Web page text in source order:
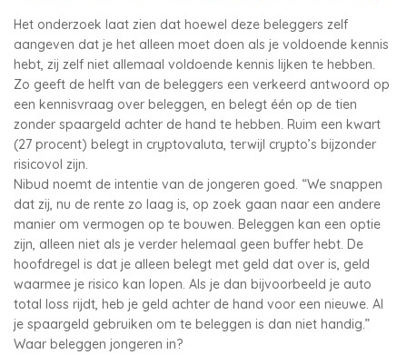
Het onderzoek laat zien dat hoewel deze beleggers zelf
aangeven dat je het alleen moet doen als je voldoende kennis
hebt, zij zelf niet allemaal voldoende kennis lijken te hebben.
Zo geeft de helft van de beleggers een verkeerd antwoord op
een kennisvraag over beleggen, en belegt één op de tien
zonder spaargeld achter de hand te hebben. Ruim een kwart
(27 procent) belegt in cryptovaluta, terwijl crypto’s bijzonder
risicovol zijn.
Nibud noemt de intentie van de jongeren goed. “We snappen
dat zij, nu de rente zo laag is, op zoek gaan naar een andere
manier om vermogen op te bouwen. Beleggen kan een optie
zijn, alleen niet als je verder helemaal geen buffer hebt. De
hoofdregel is dat je alleen belegt met geld dat over is, geld
waarmee je risico kan lopen. Als je dan bijvoorbeeld je auto
total loss rijdt, heb je geld achter de hand voor een nieuwe. Al
je spaargeld gebruiken om te beleggen is dan niet handig.”
Waar beleggen jongeren in?